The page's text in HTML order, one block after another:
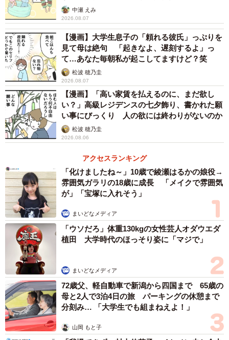
中瀬 えみ
2026.08.07
【漫画】大学生息子の「頼れる彼氏」っぷりを
見て母は絶句 「起きなよ、遅刻するよ」っ
て…あなた毎朝私が起こしてますけど？笑
松波 穂乃圭
2026.08.07
【漫画】「高い家賃を払えるのに、まだ欲し
い？」高級レジデンスの七夕飾り、書かれた願
い事にびっくり 人の欲には終わりがないのか
松波 穂乃圭
2026.08.06
アクセスランキング
「化けましたね～」10歳で綾瀬はるかの娘役→
雰囲気ガラリの18歳に成長 「メイクで雰囲気
が」「宝塚に入れそう」
まいどなメディア
「ウソだろ」体重130kgの女性芸人オダウエダ
植田 大学時代のほっそり姿に「マジで」
まいどなメディア
72歳父、軽自動車で新潟から四国まで 65歳の
母と2人で3泊4日の旅 パーキングの休憩まで
分刻み… 「大学生でも組まねえよ！」
山岡 もと子